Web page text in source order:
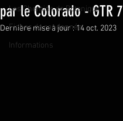
Les Chemins de Botanique
Fiches de randonnée
Informations
par le Colorado - GTR 7
Dernière mise à jour :14 oct. 2023